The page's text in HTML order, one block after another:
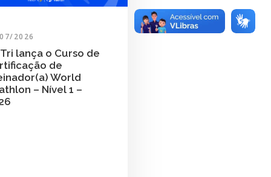
2026
lança o Curso de
de
World
– Nível 1 –